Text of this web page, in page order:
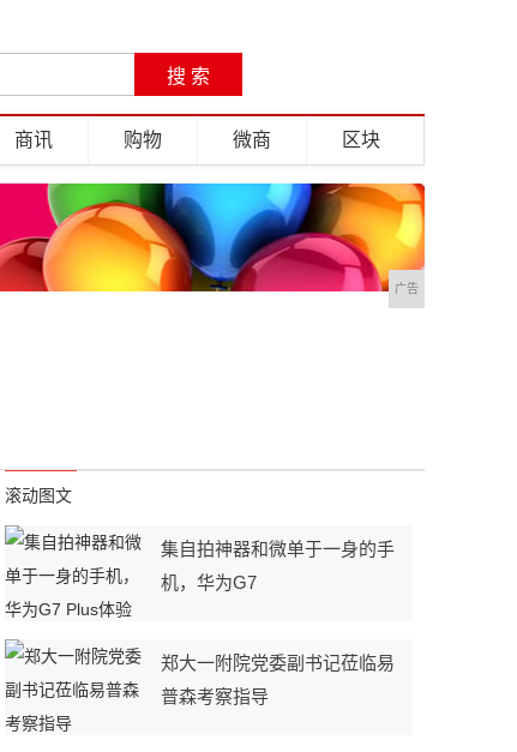
商讯 购物 微商 区块
广告
滚动图文
集自拍神器和微单于一身的手
机，华为G7
郑大一附院党委副书记莅临易
普森考察指导